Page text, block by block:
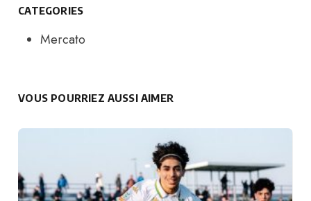
CATEGORIES
Mercato
VOUS POURRIEZ AUSSI AIMER